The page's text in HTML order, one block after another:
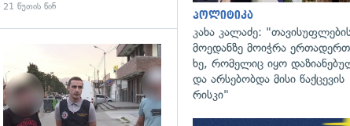
21 წუთის წინ
გადახედვა
პოლიტიკა
კახა კალაძე:
მოედანზე მოიჭრა
ხე, რომელიც იყო
და არსებობდა მისი წაქცევის
რისკი"